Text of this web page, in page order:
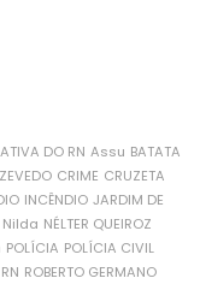
DO RN Assu BATATA
CRIME CRUZETA
INCÊNDIO JARDIM DE
Nilda NÉLTER QUEIROZ
POLÍCIA POLÍCIA CIVIL
RN ROBERTO GERMANO